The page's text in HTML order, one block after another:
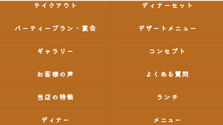
テイクアウト ディナーセット
パーティープラン・宴会 デザートメニュー
ギャラリー コンセプト
お客様の声 よくある質問
当店の特徴 ランチ
ディナー メニュー